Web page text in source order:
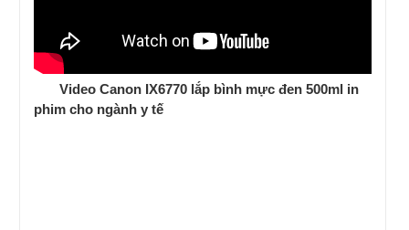
Video Canon IX6770 lắp bình mực đen 500ml in
phim cho ngành y tế